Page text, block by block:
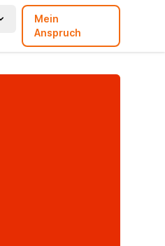
Mein
Anspruch